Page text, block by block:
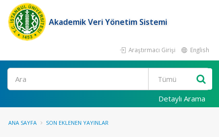
Akademik Veri Yönetim Sistemi
Araştırmacı Girişi English
Ara
Detaylı Arama
ANA SAYFA SON EKLENEN YAYINLAR